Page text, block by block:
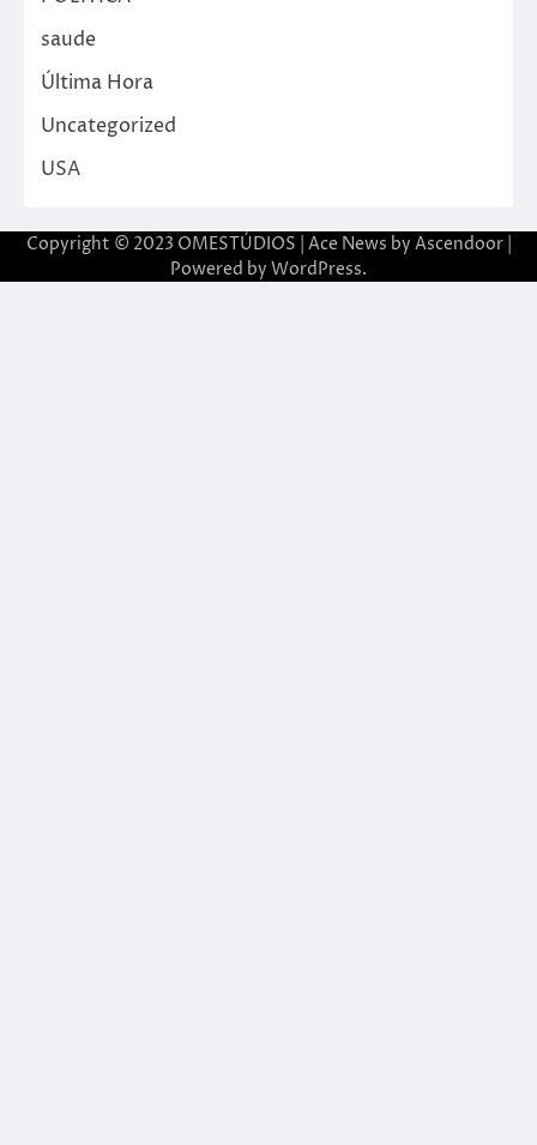
saude
Última Hora
Uncategorized
USA
Copyright © 2023 OMESTÚDIOS | Ace News by Ascendoor|
Powered by WordPress.